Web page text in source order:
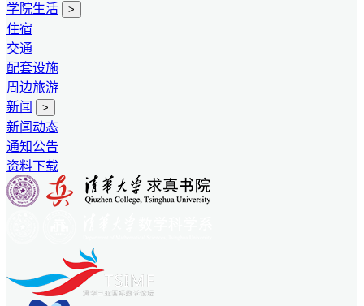
学院生活
>
住宿
交通
配套设施
周边旅游
新闻
>
新闻动态
通知公告
资料下载